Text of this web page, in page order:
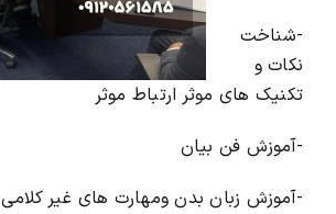
-شناخت
نکات و
تکنیک های موثر ارتباط موثر
-آموزش فن بیان
-آموزش زبان بدن ومهارت های غیر کلامی